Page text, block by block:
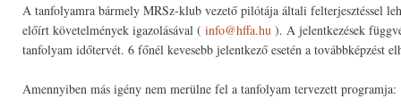
A tanfolyamra bármely MRSz-klub vezető pilótája általi felterjesztéssel
előírt követelmények igazolásával ( info@hffa.hu ). A jelentkezések
tanfolyam időtervét. 6 főnél kevesebb jelentkező esetén a továbbképzést
Amennyiben más igény nem merülne fel a tanfolyam tervezett programja: